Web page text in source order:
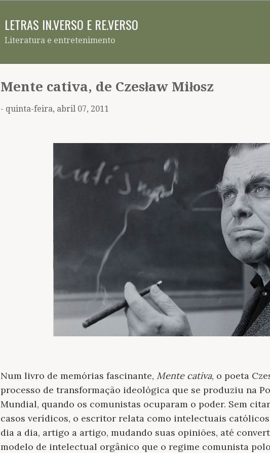
LETRAS IN.VERSO E RE.VERSO
Literatura e entretenimento
Mente cativa, de Czesław Miłosz
- quinta-feira, abril 07, 2011
Num livro de memórias fascinante, Mente cativa, o poeta
processo de transformação ideológica que se produziu na
Mundial, quando os comunistas ocuparam o poder. Sem
casos verídicos, o escritor relata como intelectuais
dia a dia, artigo a artigo, mudando suas opiniões, até
modelo de intelectual orgânico que o regime comunista